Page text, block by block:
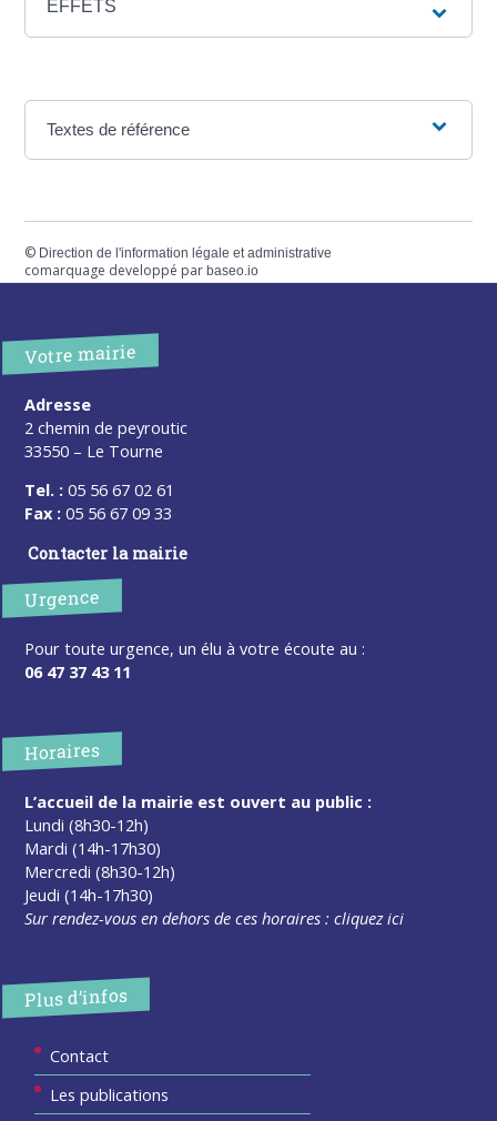
EFFETS
Textes de référence
© Direction de l'information légale et administrative
comarquage developpé parbaseo.io
Votre mairie
Adresse
2 chemin de peyroutic
33550 – Le Tourne
Tel. : 05 56 67 02 61
Fax : 05 56 67 09 33
Contacter la mairie
Urgence
Pour toute urgence, un élu à votre écoute au :
06 47 37 43 11
Horaires
L’accueil de la mairie est ouvert au public :
Lundi (8h30-12h)
Mardi (14h-17h30)
Mercredi (8h30-12h)
Jeudi (14h-17h30)
Sur rendez-vous en dehors de ces horaires :cliquez ici
Plus d’infos
Contact
Les publications